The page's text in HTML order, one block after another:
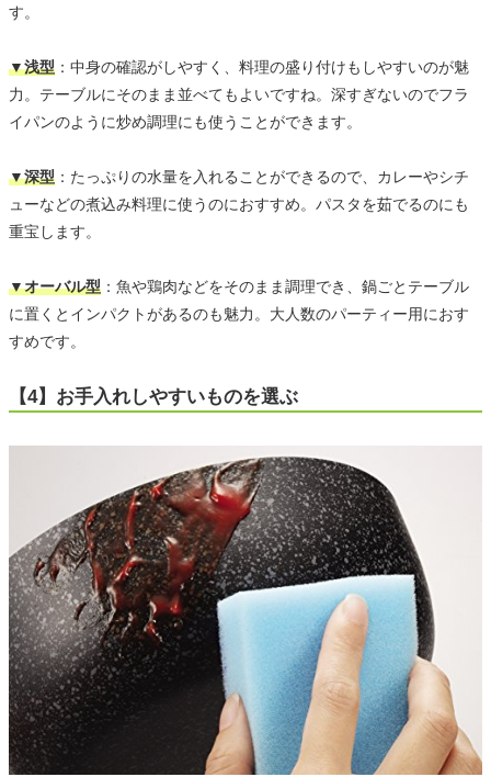
す。
▼浅型 ：中身の確認がしやすく、料理の盛り付けもしやすいのが魅
力。テーブルにそのまま並べてもよいですね。深すぎないのでフラ
イパンのように炒め調理にも使うことができます。
▼深型 ：たっぷりの水量を入れることができるので、カレーやシチ
ューなどの煮込み料理に使うのにおすすめ。パスタを茹でるのにも
重宝します。
▼オーバル型 ：魚や鶏肉などをそのまま調理でき、鍋ごとテーブル
に置くとインパクトがあるのも魅力。大人数のパーティー用におす
すめです。
【4】お手入れしやすいものを選ぶ